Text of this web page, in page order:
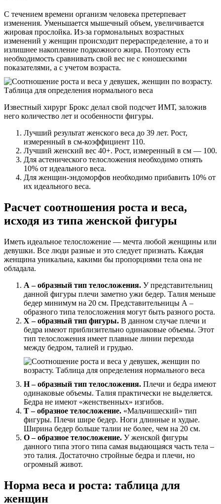
С течением времени организм человека претерпевает
изменения. Уменьшается мышечный объем, увеличивается
жировая прослойка. Из-за гормональных возрастных
изменений у женщин происходит перераспределение, а то и
излишнее накопление подкожного жира. Поэтому есть
необходимость сравнивать свой вес не с юношескими
показателями, а с учетом возраста.
Известный хирург Брокс делал свой подсчет ИМТ, заложив
него количество лет и особенности фигуры.
Лучший результат женского веса до 39 лет. Рост,
измеренный в см-коэффициент 110.
Лучший женский вес 40+. Рост, измеренный в см — 100.
Для астенического телосложения необходимо отнять
10% от идеального веса.
Для женщин-эндоморфов необходимо прибавить 10% от
их идеального веса.
Расчет соотношения роста и веса,
исходя из типа женской фигуры
Иметь идеальное телосложение — мечта любой женщины или
девушки. Все люди разные и это следует признать. Каждая
женщина уникальна, какими бы пропорциями тела она не
обладала.
А – образный тип телосложения. У представительниц
данной фигуры плечи заметно ужи бедер. Талия меньше
бедер минимум на 20 см. Представительницы А –
образного типа телосложения могут быть разного роста.
Х – образный тип фигуры. В данном случае плечи и
бедра имеют приблизительно одинаковые объемы. Этот
тип телосложения имеет плавные линии перехода
между бедром, талией и грудью.
Н – образный тип телосложения. Плечи и бедра имеют
одинаковые объемы. Талия практически не выделяется.
Бедра не имеют «женственных» изгибов.
Т – образное телосложение. «Мальчишеский» тип
фигуры. Плечи шире бедер. Ноги длинные и худые.
Ширина бедер больше талии не более, чем на 20 см.
О – образное телосложение. У женской фигуры
данного типа этого типа самая выдающаяся часть тела –
это талия. Достаточно стройные бедра и плечи, но
огромный живот.
Норма веса и роста: таблица для
женщин